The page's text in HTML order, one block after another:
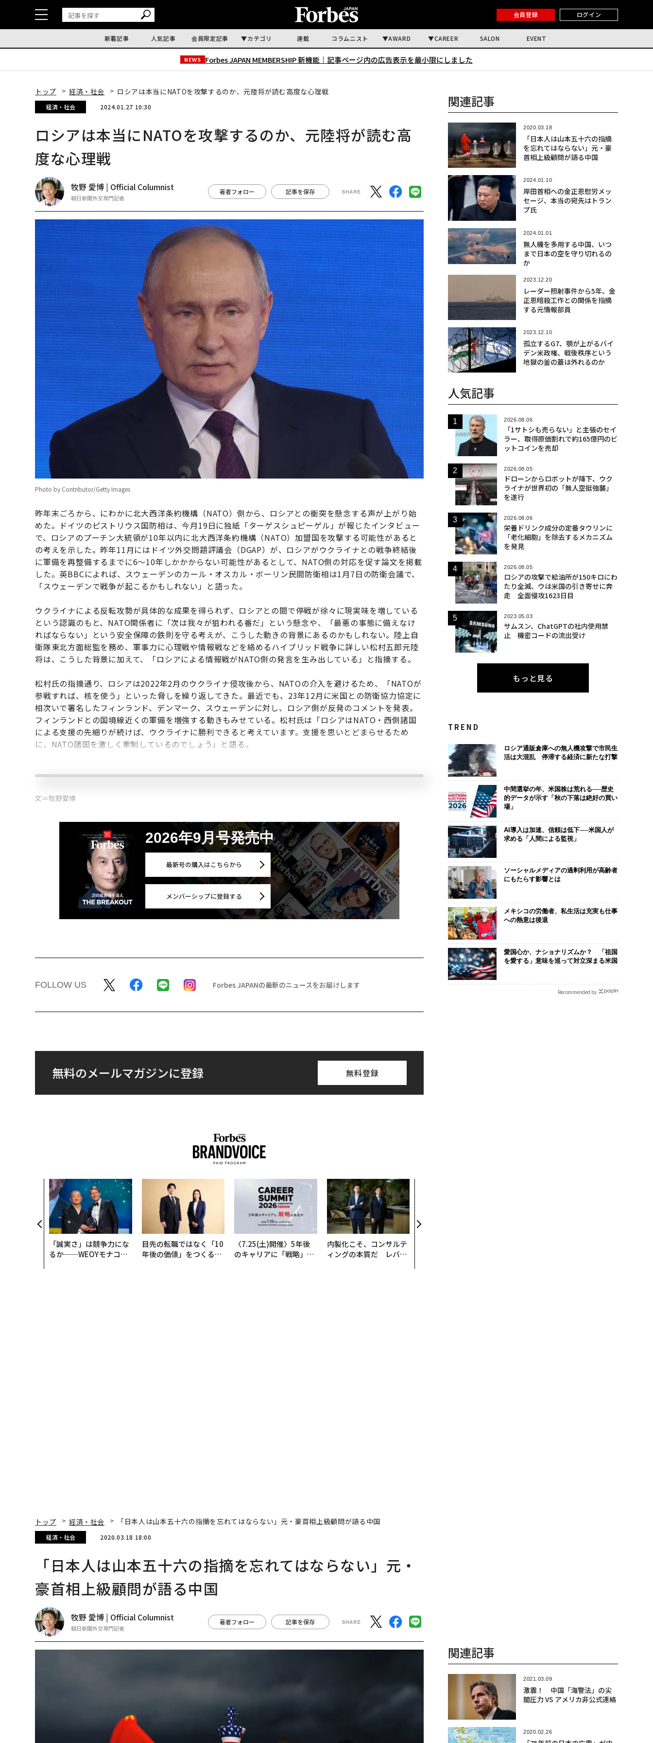
会員登録 ログイン
新着記事 人気記事 会員限定記事 カテゴリ 連載 コラムニスト AWARD CAREER SALON EVENT
NEWS Forbes JAPAN MEMBERSHIP 新機能｜ 記事ページ内の広告表示を最小限にしました
トップ 経済・社会 ロシアは本当にNATOを攻撃するのか、元陸将が読む高度な心理戦
経済・社会 2024.01.27 10:30
ロシアは本当にNATOを攻撃するのか、元陸将が読む高
度な心理戦
牧野 愛博 | Official Columnist
朝日新聞外交専門記者
著者フォロー 記事を保存
Photo by Contributor/Getty Images
昨年末ごろから、にわかに北大西洋条約機構（NATO）側から、ロシアとの衝突を懸念する声が上がり始
めた。ドイツのピストリウス国防相は、今月19日に独紙「ターゲスシュピーゲル」が報じたインタビュー
で、ロシアのプーチン大統領が10年以内に北大西洋条約機構（NATO）加盟国を攻撃する可能性があると
の考えを示した。昨年11月にはドイツ外交問題評議会（DGAP）が、ロシアがウクライナとの戦争終結後
に軍備を再整備するまでに6〜10年しかかからない可能性があるとして、NATO側の対応を促す論文を掲載
した。英BBCによれば、スウェーデンのカール・オスカル・ボーリン民間防衛相は1月7日の防衛会議で、
「スウェーデンで戦争が起こるかもしれない」と語った。
ウクライナによる反転攻勢が具体的な成果を得られず、ロシアとの間で停戦が徐々に現実味を増している
という認識のもと、NATO関係者に「次は我々が狙われる番だ」という懸念や、「最悪の事態に備えなけ
ればならない」という安全保障の鉄則を守る考えが、こうした動きの背景にあるのかもしれない。陸上自
衛隊東北方面総監を務め、軍事力に心理戦や情報戦などを絡めるハイブリッド戦争に詳しい松村五郎元陸
将は、こうした背景に加えて、「ロシアによる情報戦がNATO側の発言を生み出している」と指摘する。
松村氏の指摘通り、ロシアは2022年2月のウクライナ侵攻後から、NATOの介入を避けるため、「NATOが
参戦すれば、核を使う」といった脅しを繰り返してきた。最近でも、23年12月に米国との防衛協力協定に
相次いで署名したフィンランド、デンマーク、スウェーデンに対し、ロシア側が反発のコメントを発表。
フィンランドとの国境線近くの軍備を増強する動きもみせている。松村氏は「ロシアはNATO・西側諸国
による支援の先細りが続けば、ウクライナに勝利できると考えています。支援を思いとどまらせるため
に、NATO諸国を激しく牽制しているのでしょう」と語る。
文＝牧野愛博
2026年9月号発売中
最新号の購入はこちらから
メンバーシップに登録する
FOLLOW US Forbes JAPANの最新のニュースをお届けします
無料のメールマガジンに登録 無料登録
「誠実さ」は競争力にな
るか──WEOYモナコで
目先の転職ではなく「10
年後の価値」をつくる─
〈7.25(土)開催〉5年後
のキャリアに「戦略」は
内製化こそ、コンサルテ
ィングの本質だ レバレ
年の答え
関連記事
2020.03.18
「日本人は山本五十六の指摘
を忘れてはならない」元・豪
首相上級顧問が語る中国
2024.01.10
岸田首相への金正恩慰労メッ
セージ、本当の宛先はトラン
プ氏
2024.01.01
無人機を多用する中国、いつ
まで日本の空を守り切れるの
か
2023.12.20
レーダー照射事件から5年、金
正恩暗殺工作との関係を指摘
する元情報部員
2023.12.10
孤立するG7、顎が上がるバイ
デン米政権、戦後秩序という
地獄の釜の蓋は外れるのか
人気記事
2026.08.06
「1サトシも売らない」と主張のセイ
ラー、取得原価割れで約165億円のビ
ットコインを売却
2026.08.05
ドローンからロボットが降下、ウク
ライナが世界初の「無人空挺強襲」
を遂行
2026.08.06
栄養ドリンク成分の定番タウリンに
「老化細胞」を除去するメカニズム
を発見
2026.08.05
ロシアの攻撃で給油所が150キロにわ
たり全滅、ウは米国の引き寄せに奔
走 全面侵攻1623日目
2023.05.03
サムスン、ChatGPTの社内使用禁
止 機密コードの流出受け
もっと見る
TREND
ロシア通販倉庫への無人機攻撃で市民生
活は大混乱 停滞する経済に新たな打撃
中間選挙の年、米国株は荒れる──歴史
的データが示す「秋の下落は絶好の買い
場」
AI導入は加速、信頼は低下──米国人が
求める「人間による監視」
ソーシャルメディアの過剰利用が高齢者
にもたらす影響とは
メキシコの労働者、私生活は充実も仕事
への熱意は後退
愛国心か、ナショナリズムか？ 「祖国
を愛する」意味を巡って対立深まる米国
Recommended by
住宅」に世界から人が集まる
理由
人気記事
2026.08.06